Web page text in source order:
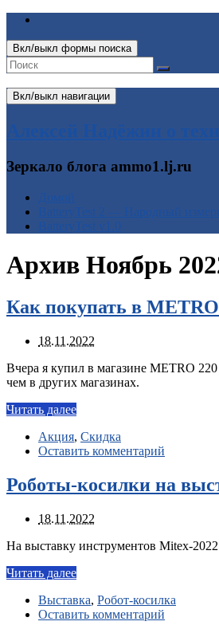
Вкл/выкл формы поиска
Вкл/выкл навигации
Алексей Надёжин о
Зеркало блога ammo1.lj.ru
Архив Ноябрь
Как покупать в
18.11.2022
Вчера я купил в магазине METRO
чем в других магазинах.
Читать далее
Акция, Скидка
Оставить комментарий
Роботы-косилки на
18.11.2022
На выставку инструментов Mitex-2022
Читать далее
Выставка, Робот-косилка
Оставить комментарий